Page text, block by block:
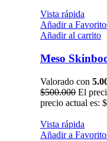
Vista rápida
Añadir a
Añadir al carrito
Meso
Valorado con
$500.000 El
precio actual es:
Vista rápida
Añadir a